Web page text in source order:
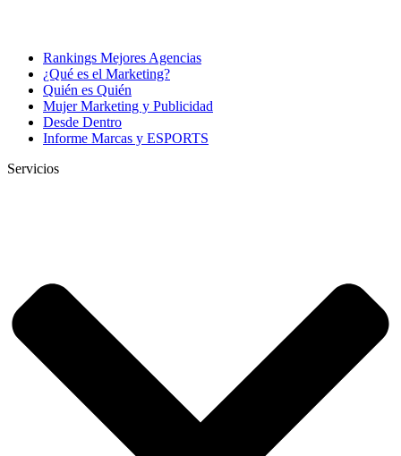
Rankings Mejores Agencias
¿Qué es el Marketing?
Quién es Quién
Mujer Marketing y Publicidad
Desde Dentro
Informe Marcas y ESPORTS
Servicios